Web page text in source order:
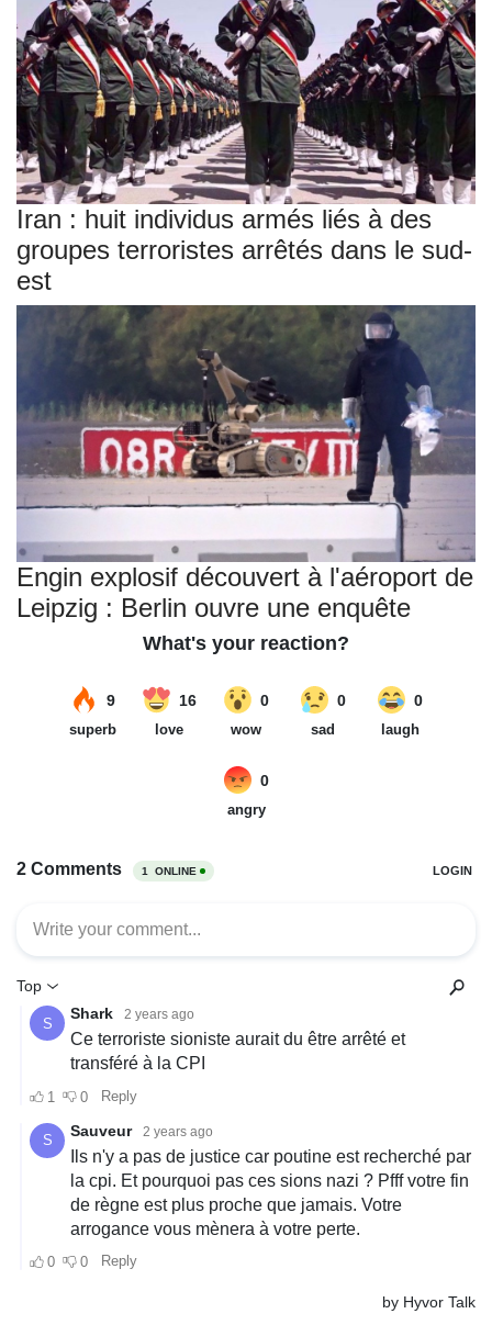
Iran : huit individus armés liés à des
groupes terroristes arrêtés dans le sud-
est
Engin explosif découvert à l'aéroport de
Leipzig : Berlin ouvre une enquête